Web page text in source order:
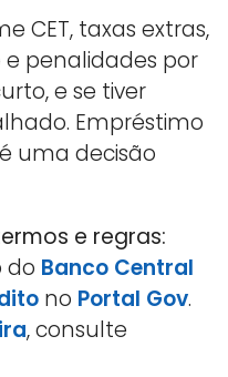
CET, taxas extras,
penalidades por
e se tiver
Empréstimo
uma decisão
e regras:
do Banco Central
no Portal Gov.
, consulte